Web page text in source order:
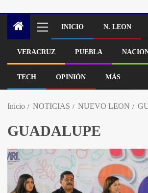
INICIO N. LEON
VERACRUZ PUEBLA
TECH OPINIÓN MÁS
Inicio NOTICIAS NUEVO LEON
GUADALUPE